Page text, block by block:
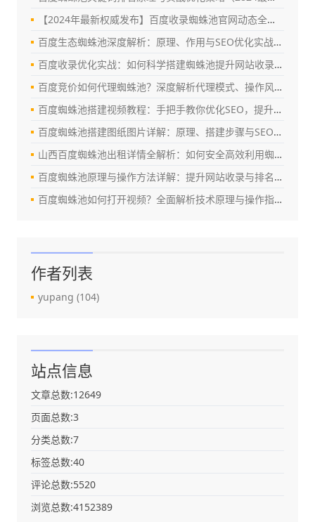
【2024年最新权威发布】百度收录蜘蛛池官网动态全解析：真相、风险与替代方案
百度生态蜘蛛池深度解析：原理、作用与SEO优化实战指南
百度收录优化实战：如何科学搭建蜘蛛池提升网站收录效率（SEO深度指南）
百度竞价如何代理蜘蛛池？深度解析代理模式、操作风险与合规优化策略
百度蜘蛛池搭建视频教程：手把手教你优化SEO，提升百度收录与排名
百度蜘蛛池搭建图纸图片详解：原理、搭建步骤与SEO优化实战指南
山西百度蜘蛛池出租详情全解析：如何安全高效利用蜘蛛池提升网站权重？
百度蜘蛛池原理与操作方法详解：提升网站收录与排名的实战指南
百度蜘蛛池如何打开视频？全面解析技术原理与操作指南（2024最新版）
作者列表
yupang (104)
站点信息
文章总数:12649
页面总数:3
分类总数:7
标签总数:40
评论总数:5520
浏览总数:4152389